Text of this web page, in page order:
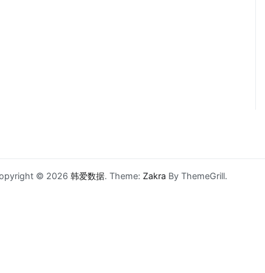
© 2026 韩爱数据. Theme: Zakra By ThemeGrill.